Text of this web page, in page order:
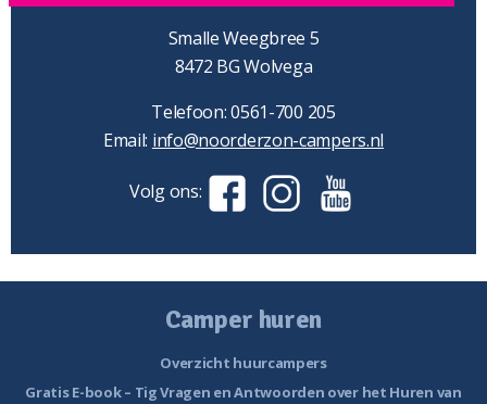
Smalle Weegbree 5
8472 BG Wolvega
Telefoon: 0561-700 205
Email: info@noorderzon-campers.nl
Volg ons:
Camper huren
Overzicht huurcampers
Gratis E-book – Tig Vragen en Antwoorden over het Huren van